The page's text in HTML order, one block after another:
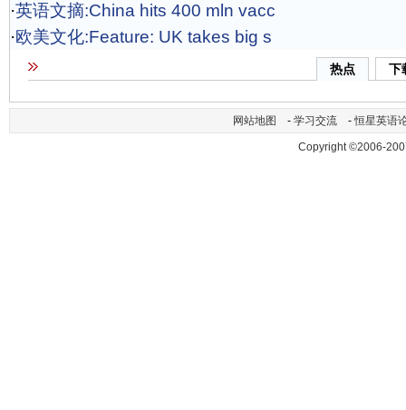
·英语文摘:China hits 400 mln vacc
·欧美文化:Feature: UK takes big s
热点 下
网站地图 - 学习交流 -恒星英语
Copyright ©2006-